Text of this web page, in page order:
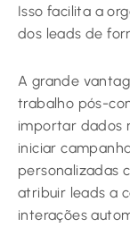
Isso facilita a
dos leads de
A grande
trabalho pós-
importar dados
iniciar
personalizadas
atribuir leads a
interações